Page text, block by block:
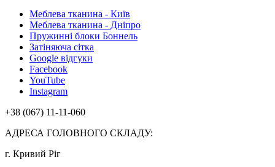
Меблева тканина - Київ
Меблева тканина - Дніпро
Пружинні блоки Боннель
Затіняюча сітка
Google відгуки
Facebook
YouTube
Instagram
+38 (067) 11-11-060
АДРЕСА ГОЛОВНОГО СКЛАДУ:
г. Кривий Ріг